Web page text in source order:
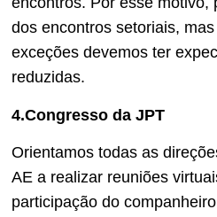
dos encontros setoriais,
exceções devemos ter
reduzidas.
4.Congresso da JPT
Orientamos todas as
AE a realizar reuniões
participação do